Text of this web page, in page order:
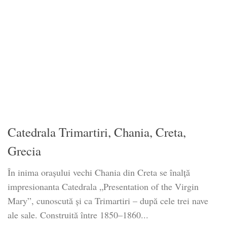
Catedrala Trimartiri, Chania, Creta,
Grecia
În inima oraşului vechi Chania din Creta se înalță
impresionanta Catedrala „Presentation of the Virgin
Mary”, cunoscută și ca Trimartiri – după cele trei nave
ale sale. Construită între 1850–1860...